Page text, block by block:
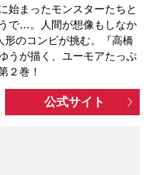
まったモンスターたちと
で…。人間が想像もしなか
形のコンビが挑む。『高橋
うが描く、ユーモアたっぷ
２巻！
公式サイト